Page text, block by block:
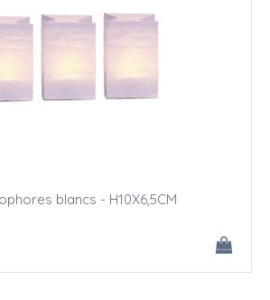
blancs - H10X6,5CM